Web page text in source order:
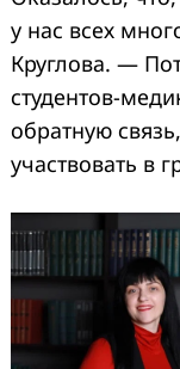
у нас всех
Круглова. —
студентов-
обратную
участвовать в